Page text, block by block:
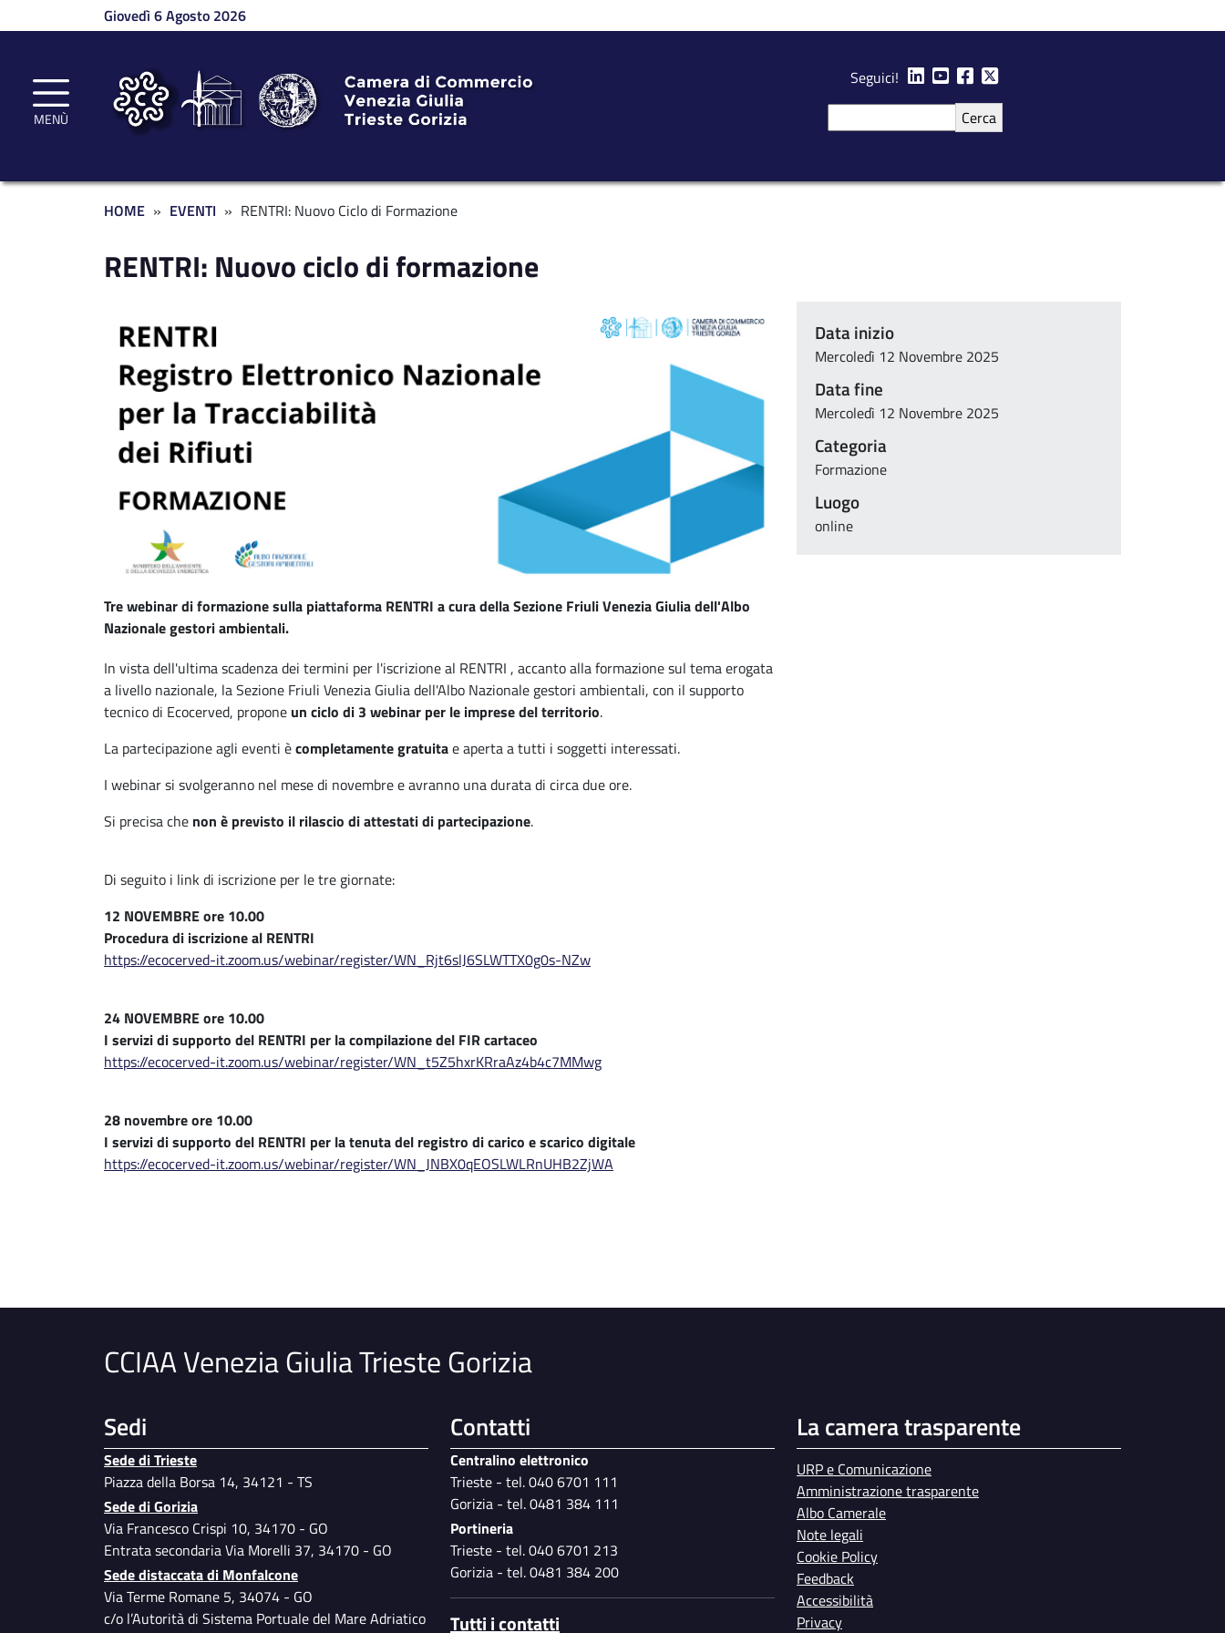
Salta al contenuto principaleGiovedì 6 Agosto 2026
MENÙ
Seguici!
Briciole di pane
HOME EVENTI RENTRI: Nuovo Ciclo di Formazione
RENTRI: Nuovo ciclo di formazione
Tre webinar di formazione sulla piattaforma RENTRI a cura della Sezione Friuli Venezia Giulia dell'Albo
Nazionale gestori ambientali.
In vista dell'ultima scadenza dei termini per l'iscrizione al RENTRI , accanto alla formazione sul tema erogata
a livello nazionale, la Sezione Friuli Venezia Giulia dell'Albo Nazionale gestori ambientali, con il supporto
tecnico di Ecocerved, propone un ciclo di 3 webinar per le imprese del territorio.
La partecipazione agli eventi ècompletamentegratuitae aperta a tutti i soggetti interessati.
I webinar si svolgeranno nel mese di novembre e avranno una durata di circa due ore.
Si precisa che non è previsto il rilascio di attestati di partecipazione.
Di seguito i link di iscrizione per le tre giornate:
12 NOVEMBRE ore 10.00
Procedura di iscrizione al RENTRI
https://ecocerved-it.zoom.us/webinar/register/WN_Rjt6slJ6SLWTTX0g0s-NZw
24 NOVEMBRE ore 10.00
I servizi di supporto del RENTRI per la compilazione del FIR cartaceo
https://ecocerved-it.zoom.us/webinar/register/WN_t5Z5hxrKRraAz4b4c7MMwg
28 novembre ore 10.00
I servizi di supporto del RENTRI per la tenuta del registro di carico e scarico digitale
https://ecocerved-it.zoom.us/webinar/register/WN_JNBX0qEOSLWLRnUHB2ZjWA
Data inizio
Mercoledì 12 Novembre 2025
Data fine
Mercoledì 12 Novembre 2025
Categoria
Formazione
Luogo
online
CCIAA Venezia Giulia Trieste Gorizia
Sedi
Sede di Trieste
Piazza della Borsa 14, 34121 - TS
Sede di Gorizia
Via Francesco Crispi 10, 34170 - GO
Entrata secondaria Via Morelli 37, 34170 - GO
Sede distaccata di Monfalcone
Via Terme Romane 5, 34074 - GO
c/o l’Autorità di Sistema Portuale del Mare Adriatico
Contatti
Centralino elettronico
Trieste - tel. 040 6701 111
Gorizia - tel. 0481 384 111
Portineria
Trieste - tel. 040 6701 213
Gorizia - tel. 0481 384 200
Tutti i contatti
La camera trasparente
URP e Comunicazione
Amministrazione trasparente
Albo Camerale
Note legali
Cookie Policy
Feedback
Accessibilità
Privacy